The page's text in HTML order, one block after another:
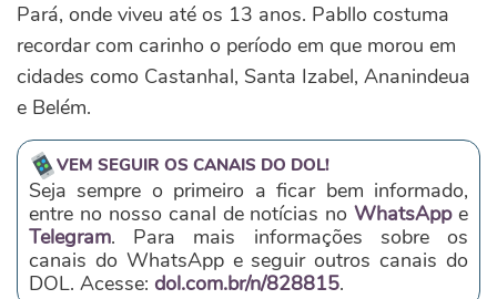
Pará, onde viveu até os 13 anos. Pabllo costuma
recordar com carinho o período em que morou em
cidades como Castanhal, Santa Izabel, Ananindeua
e Belém.
VEM SEGUIR OS CANAIS DO DOL!
Seja sempre o primeiro a ficar bem informado,
entre no nosso canal de notícias noWhatsAppe
Telegram. Para mais informações sobre os
canais do WhatsApp e seguir outros canais do
DOL. Acesse: dol.com.br/n/828815.